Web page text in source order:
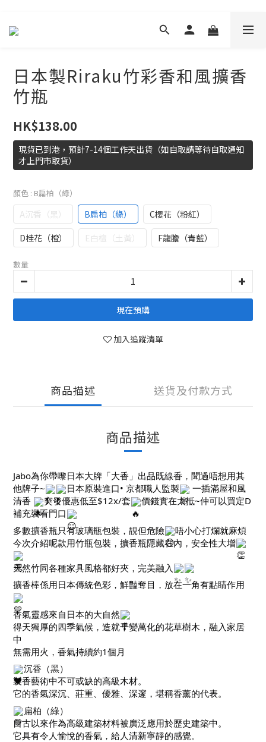
日本製Riraku竹彩香和風擴香
竹瓶
HK$138.00
現貨已到港，預計7-14個工作天出貨（如自取請等待自取通知
才上門市取貨）
顏色 : B扁柏（綠）
A沉香（黑） B扁柏（綠）
C櫻花（粉紅）
D桂花（橙）
E白檀（土黃） F龍膽（青藍）
數量
現在預購
加入追蹤清單
商品描述 送貨及付款方式
商品描述
Jabo為你帶嚟日本大牌「大香」出品既線香，聞過唔想用其
他牌子~
日本原裝進口• 京都職人監製
一插滿屋和風
清香
突發優惠低至$12x/套
價錢實在太抵~仲可以買定D
補充裝看門口
多數擴香瓶只有玻璃瓶包裝，靚但危險
唔小心打爛就麻煩
今次介紹呢款用竹瓶包裝，擴香瓶隱藏在內，安全性大增
天然竹同各種家具風格都好夾，完美融入
擴香棒係用日本傳統色彩，鮮豔奪目，放在一角有點睛作用
香氣靈感來自日本的大自然
得天獨厚的四季氣候，造就千變萬化的花草樹木，融入家居
中
無需用火，香氣持續約1個月
沉香（黑）
製香藝術中不可或缺的高級木材。
它的香氣深沉、莊重、優雅、深邃，堪稱香薰的代表。
扁柏（綠）
自古以來作為高級建築材料被廣泛應用於歷史建築中。
它具有令人愉悅的香氣，給人清新寧靜的感覺。